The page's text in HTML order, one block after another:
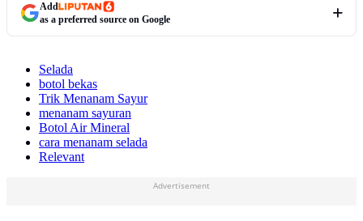
Add
as a preferred source on Google
Selada
botol bekas
Trik Menanam Sayur
menanam sayuran
Botol Air Mineral
cara menanam selada
Relevant
Advertisement